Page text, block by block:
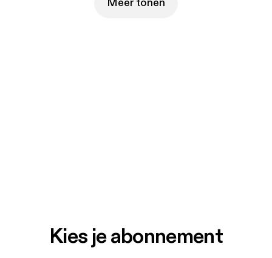
Kies je abonnement